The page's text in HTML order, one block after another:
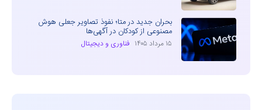
بحران جدید در متا؛ نفوذ تصاویر جعلی هوش
مصنوعی از کودکان در آگهی‌ها
۱۵ مرداد ۱۴۰۵ فناوری و دیجیتال